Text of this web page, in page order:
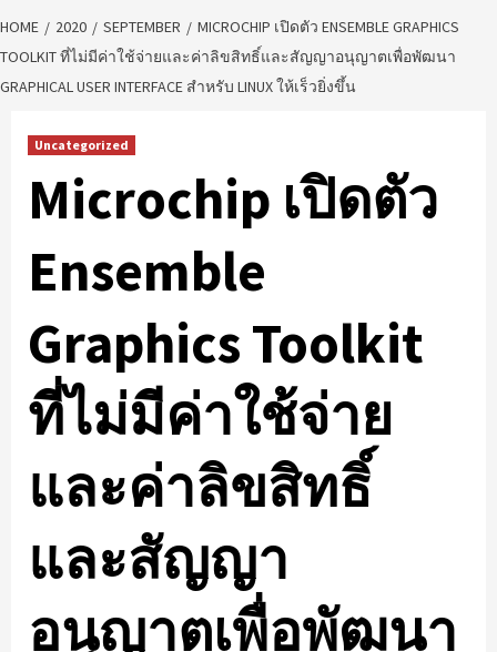
HOME 2020 SEPTEMBER
MICROCHIP เปิดตัว ENSEMBLE GRAPHICS
TOOLKIT ที่ไม่มีค่าใช้จ่ายและค่าลิขสิทธิ์และสัญญาอนุญาตเพื่อพัฒนา
GRAPHICAL USER INTERFACE สำหรับ LINUX ให้เร็วยิ่งขึ้น
Uncategorized
Microchip เปิดตัว
Ensemble
Graphics Toolkit
ที่ไม่มีค่าใช้จ่าย
และค่าลิขสิทธิ์
และสัญญา
อนุญาตเพื่อพัฒนา